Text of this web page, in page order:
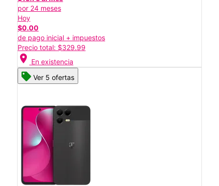
por 24 meses
Hoy
$0.00
de pago inicial + impuestos
Precio total: $329.99
location_on En existencia
Ver 5 ofertas